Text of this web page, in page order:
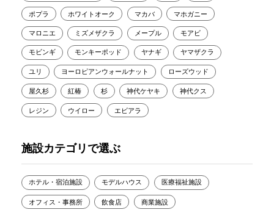
ポプラ ホワイトオーク マカバ マホガニー
マロニエ ミズメザクラ メープル モアビ
モビンギ モンキーポッド ヤナギ ヤマザクラ
ユリ ヨーロピアンウォールナット ローズウッド
屋久杉 紅椿 杉 神代ケヤキ 神代クス
レジン ウイロー エビアラ
施設カテゴリで選ぶ
ホテル・宿泊施設 モデルハウス 医療福祉施設
オフィス・事務所 飲食店 商業施設